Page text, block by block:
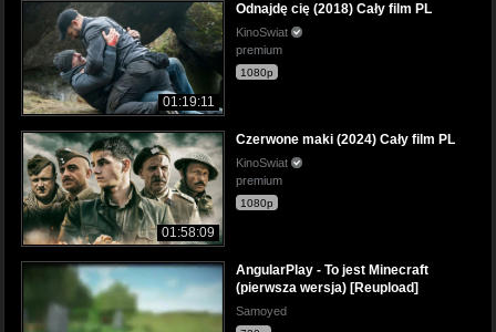
01:19:11
Odnajdę cię (2018) Cały film PL
KinoSwiat
premium
1080p
01:58:09
Czerwone maki (2024) Cały film PL
KinoSwiat
premium
1080p
AngularPlay - To jest Minecraft
(pierwsza wersja) [Reupload]
Samoyed